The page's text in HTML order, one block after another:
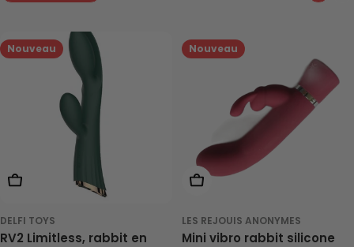
Nouveau
Ajouter Au Panier
DELFI TOYS
RV2 Limitless, rabbit en
Nouveau
Ajouter Au Panier
LES REJOUIS ANONYMES
Mini vibro rabbit silicone